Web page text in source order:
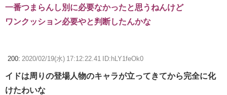
一番つまらんし別に必要なかったと思うねんけど
ワンクッション必要やと判断したんかな
200: 2020/02/19(水) 17:12:22.41 ID:hLY1feOk0
イドは周りの登場人物のキャラが立ってきてから完全に化
けたわいな